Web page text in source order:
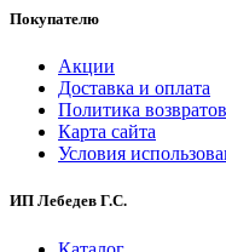
Покупателю
Акции
Доставка и оплата
Политика возвратов
Карта сайта
Условия
ИП Лебедев Г.С.